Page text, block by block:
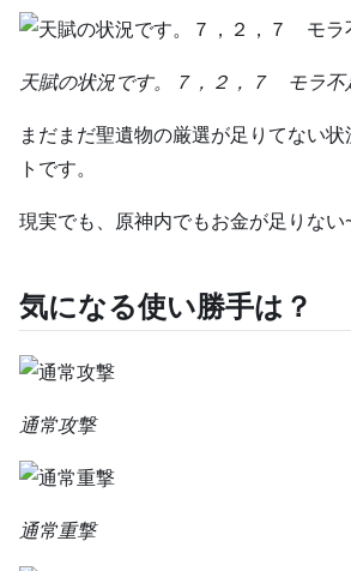
天賦の状況です。７，２，７ モラ不
まだまだ聖遺物の厳選が足りてない
トです。
現実でも、原神内でもお金が足りない
気になる使い勝手は？
通常攻撃
通常重撃